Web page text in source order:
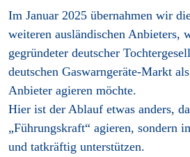
Im Januar 2025 übernahmen wir
weiteren ausländischen Anbieters,
gegründeter deutscher
deutschen Gaswarngeräte-Markt
Anbieter agieren möchte.
Hier ist der Ablauf etwas anders,
„Führungskraft“ agieren, sondern
und tatkräftig unterstützen.